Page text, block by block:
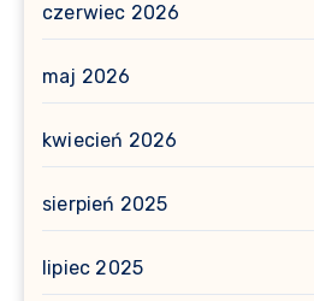
czerwiec 2026
maj 2026
kwiecień 2026
sierpień 2025
lipiec 2025